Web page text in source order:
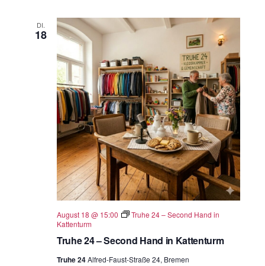
DI.
18
Truhe 24 – Second Hand in Kattenturm
August 18 @ 15:00
Truhe 24 – Second Hand in
Kattenturm
Truhe 24Alfred-Faust-Straße 24, Bremen